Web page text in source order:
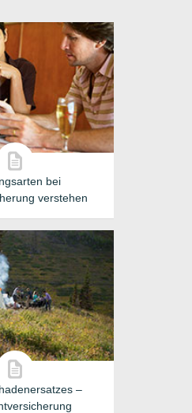
bei
verstehen
–